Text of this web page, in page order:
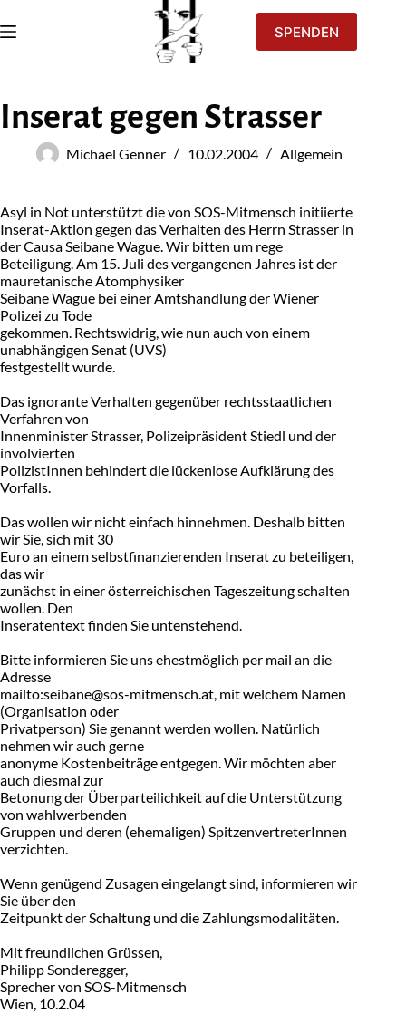
SPENDEN
Inserat gegen Strasser
Michael Genner 10.02.2004 Allgemein
Asyl in Not unterstützt die von SOS-Mitmensch initiierte
Inserat-Aktion gegen das Verhalten des Herrn Strasser in
der Causa Seibane Wague. Wir bitten um rege
Beteiligung. Am 15. Juli des vergangenen Jahres ist der
mauretanische Atomphysiker
Seibane Wague bei einer Amtshandlung der Wiener
Polizei zu Tode
gekommen. Rechtswidrig, wie nun auch von einem
unabhängigen Senat (UVS)
festgestellt wurde.
Das ignorante Verhalten gegenüber rechtsstaatlichen
Verfahren von
Innenminister Strasser, Polizeipräsident Stiedl und der
involvierten
PolizistInnen behindert die lückenlose Aufklärung des
Vorfalls.
Das wollen wir nicht einfach hinnehmen. Deshalb bitten
wir Sie, sich mit 30
Euro an einem selbstfinanzierenden Inserat zu beteiligen,
das wir
zunächst in einer österreichischen Tageszeitung schalten
wollen. Den
Inseratentext finden Sie untenstehend.
Bitte informieren Sie uns ehestmöglich per mail an die
Adresse
mailto:seibane@sos-mitmensch.at, mit welchem Namen
(Organisation oder
Privatperson) Sie genannt werden wollen. Natürlich
nehmen wir auch gerne
anonyme Kostenbeiträge entgegen. Wir möchten aber
auch diesmal zur
Betonung der Überparteilichkeit auf die Unterstützung
von wahlwerbenden
Gruppen und deren (ehemaligen) SpitzenvertreterInnen
verzichten.
Wenn genügend Zusagen eingelangt sind, informieren wir
Sie über den
Zeitpunkt der Schaltung und die Zahlungsmodalitäten.
Mit freundlichen Grüssen,
Philipp Sonderegger,
Sprecher von SOS-Mitmensch
Wien, 10.2.04